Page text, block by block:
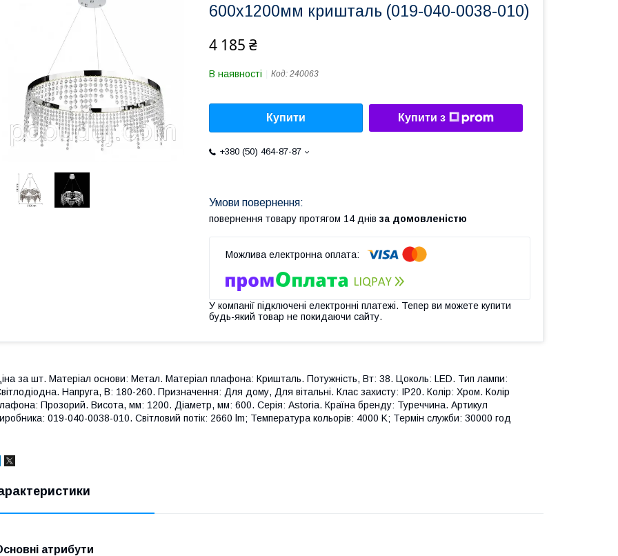
600x1200мм кришталь (019-040-0038-010)
4 185 ₴
В наявності Код: 240063
Купити Купити з
+380 (50) 464-87-87
повернення товару протягом 14 днів за домовленістю
У компанії підключені електронні платежі. Тепер ви можете купити
будь-який товар не покидаючи сайту.
за шт. Матеріал основи: Метал. Матеріал плафона: Кришталь. Потужність, Вт: 38. Цоколь: LED. Тип лампи:
Напруга, В: 180-260. Призначення: Для дому, Для вітальні. Клас захисту: IP20. Колір: Хром. Колір
Прозорий. Висота, мм: 1200. Діаметр, мм: 600. Серія: Astoria. Країна бренду: Туреччина. Артикул
019-040-0038-010. Світловий потік: 2660 lm; Температура кольорів: 4000 K; Термін служби: 30000 год
атрибути